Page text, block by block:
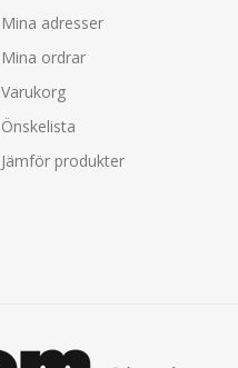
Mina adresser
Mina ordrar
Varukorg
Önskelista
Jämför produkter